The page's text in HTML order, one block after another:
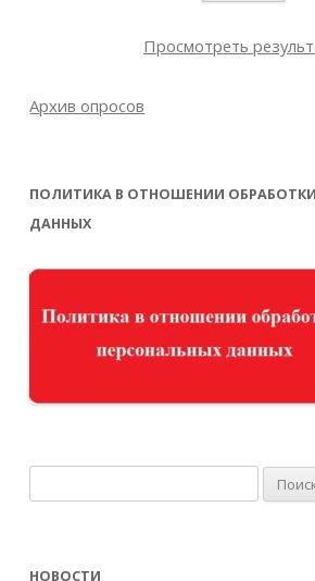
Просмотреть
Архив опросов
ПОЛИТИКА В ОТНОШЕНИИ
ДАННЫХ
НОВОСТИ